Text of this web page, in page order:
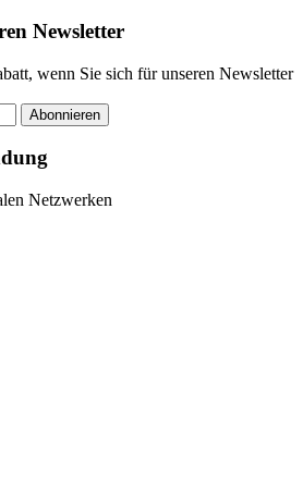
Newsletter
wenn Sie sich für unseren Newsletter
Abonnieren
Netzwerken